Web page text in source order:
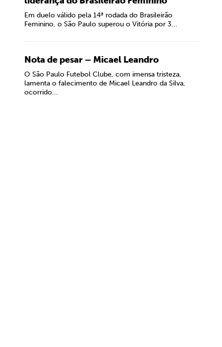
Em duelo válido pela 14ª rodada do Brasileirão
Feminino, o São Paulo superou o Vitória por 3...
Nota de pesar – Micael Leandro
O São Paulo Futebol Clube, com imensa tristeza,
lamenta o falecimento de Micael Leandro da Silva,
ocorrido...